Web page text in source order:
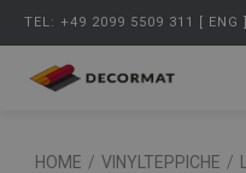
TEL: +49 2099 5509 311 [ ENG ]
HOME / VINYLTEPPICHE /